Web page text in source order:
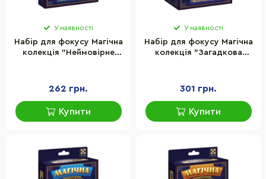
У наявності
Набір для фокусу Магічна
колекція "Неймовірне
262 грн.
Купити
У наявності
Набір для фокусу Магічна
колекція "Загадкова
301 грн.
Купити